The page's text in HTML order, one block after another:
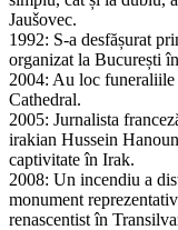
Jaušovec.
1992: S-a desfășurat
organizat la București
2004: Au loc
Cathedral.
2005: Jurnalista
irakian Hussein
captivitate în Irak.
2008: Un incendiu a
monument
renascentist în